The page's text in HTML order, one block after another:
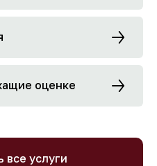
оценке
все услуги